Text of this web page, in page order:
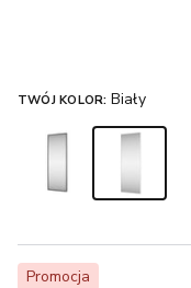
Promocja
TWÓJ KOLOR: Biały